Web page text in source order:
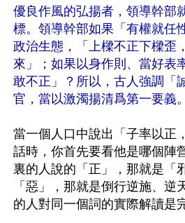
優良作風的弘揚者，領導幹部
標。領導幹部如果「有權就任
政治生態，「上樑不正下樑歪
來」；如果以身作則、當好表
敢不正」？所以，古人強調「
官，當以激濁揚清爲第一要義
當一個人口中說出「子率以正
話時，你首先要看他是哪個陣
裏的人說的「正」，那就是「
「惡」，那就是倒行逆施、逆
的人對同一個詞的實際解讀是